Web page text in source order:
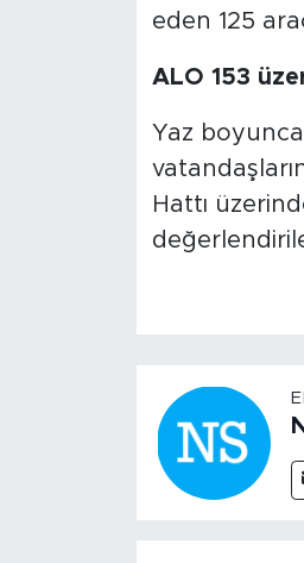
eden 125
ALO 153
Yaz
Hattı